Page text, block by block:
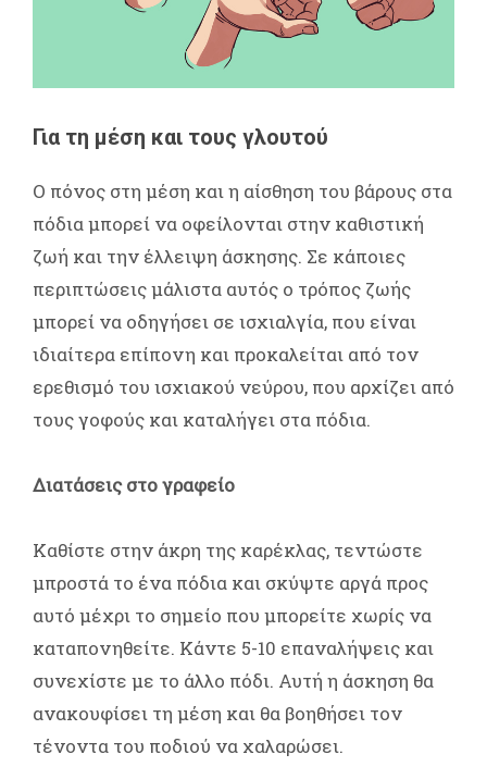
Για τη μέση και τους γλουτού
Ο πόνος στη μέση και η αίσθηση του βάρους στα
πόδια μπορεί να οφείλονται στην καθιστική
ζωή και την έλλειψη άσκησης. Σε κάποιες
περιπτώσεις μάλιστα αυτός ο τρόπος ζωής
μπορεί να οδηγήσει σε ισχιαλγία, που είναι
ιδιαίτερα επίπονη και προκαλείται από τον
ερεθισμό του ισχιακού νεύρου, που αρχίζει από
τους γοφούς και καταλήγει στα πόδια.
Διατάσεις στο γραφείο
Καθίστε στην άκρη της καρέκλας, τεντώστε
μπροστά το ένα πόδια και σκύψτε αργά προς
αυτό μέχρι το σημείο που μπορείτε χωρίς να
καταπονηθείτε. Κάντε 5-10 επαναλήψεις και
συνεχίστε με το άλλο πόδι. Αυτή η άσκηση θα
ανακουφίσει τη μέση και θα βοηθήσει τον
τένοντα του ποδιού να χαλαρώσει.